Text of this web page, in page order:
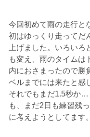
今回初めて雨の走行と
初はゆっくり走ってだ
上げました。いろいろ
も変え、雨のタイムは
内におさまったので勝
ベルまでには来たと感
それでもまだ1.5秒か…
も、まだ2日も練習残
に考えようとしてます。